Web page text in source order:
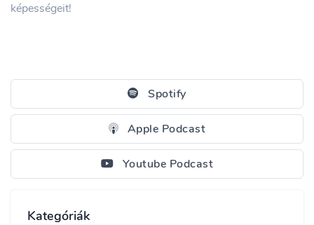
képességeit!
Spotify
Apple Podcast
Youtube Podcast
Kategóriák